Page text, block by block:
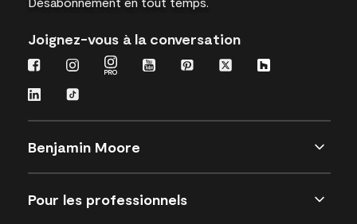
Joignez-vous à la conversation
Benjamin Moore
Pour les professionnels